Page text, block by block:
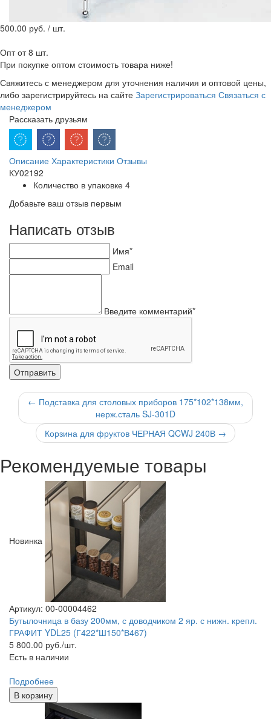
500.00 руб. / шт.
Опт от 8 шт.
При покупке оптом стоимость товара ниже!
Свяжитесь с менеджером для уточнения наличия и оптовой цены,
либо зарегистрируйтесь на сайте Зарегистрироваться Связаться с
менеджером
Рассказать друзьям
Описание Характеристики Отзывы
КУ02192
Количество в упаковке 4
Добавьте ваш отзыв первым
Написать отзыв
Имя*
Email
Введите комментарий*
← Подставка для столовых приборов 175*102*138мм,
нерж.сталь SJ-301D
Корзина для фруктов ЧЕРНАЯ QCWJ 240В →
Рекомендуемые товары
Новинка
Артикул: 00-00004462
Бутылочница в базу 200мм, с доводчиком 2 яр. с нижн. крепл.
ГРАФИТ YDL25 (Г422*Ш150*В467)
5 800.00 руб./шт.
Есть в наличии
Подробнее
В корзину